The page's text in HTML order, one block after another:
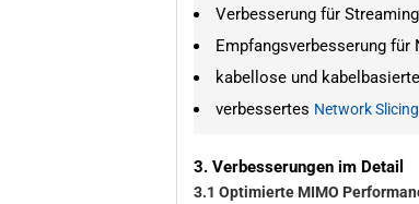
Verbesserung für
Empfangsverbesserung für
kabellose und
verbessertes Network Slicing
3. Verbesserungen im Detail
3.1 Optimierte MIMO